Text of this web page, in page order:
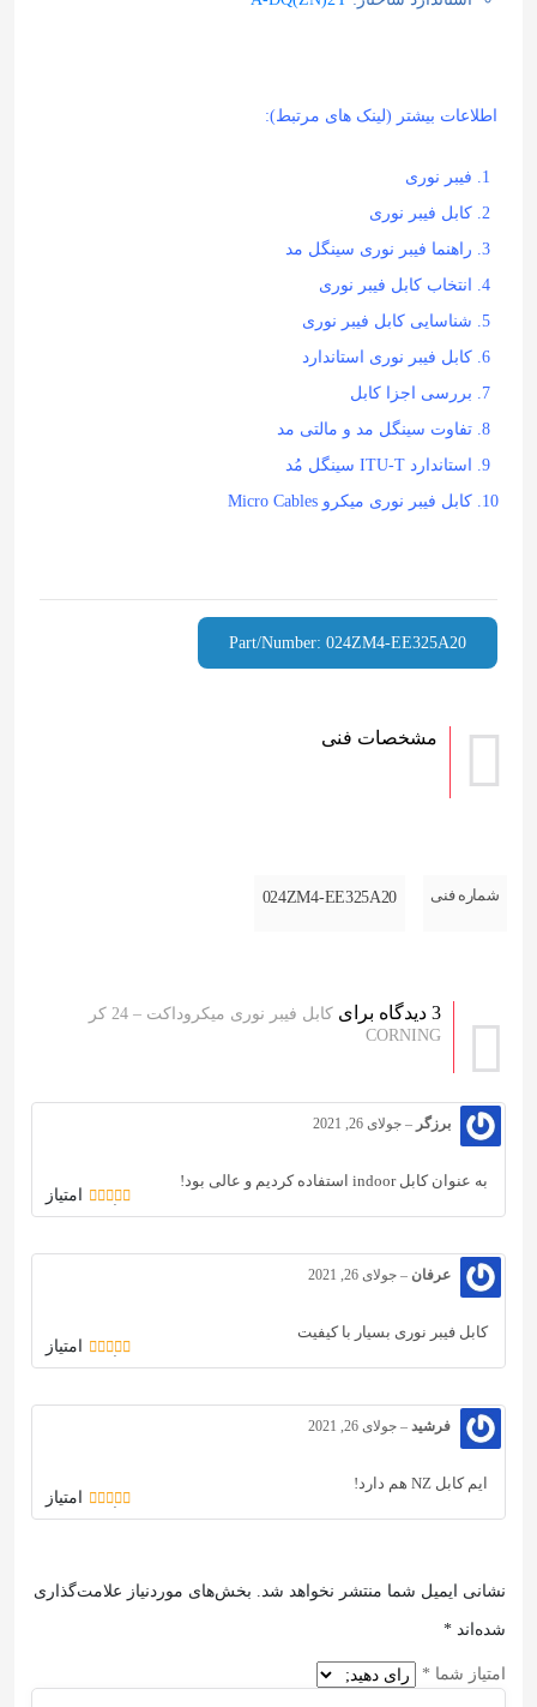
اطلاعات بیشتر (لینک های مرتبط):
فیبر نوری
کابل فیبر نوری
راهنما فیبر نوری سینگل مد
انتخاب کابل فیبر نوری
شناسایی کابل فیبر نوری
کابل فیبر نوری استاندارد
بررسی اجزا کابل
تفاوت سینگل مد و مالتی مد
استاندارد ITU-T سینگل مُد
کابل فیبر نوری میکرو Micro Cables
Part/Number: 024ZM4-EE325A20
مشخصات فنی
شماره فنی 024ZM4-EE325A20
3 دیدگاه برای
کابل فیبر نوری میکروداکت – 24 کر
CORNING
امتیاز
5از 5
برزگر جولای 26, 2021
به عنوان کابل indoor استفاده کردیم و عالی بود!
امتیاز
5از 5
عرفان– جولای 26, 2021
کابل فیبر نوری بسیار با کیفیت
امتیاز
5از 5
فرشید– جولای 26, 2021
ایم کابل NZ هم دارد!
نشانی ایمیل شما منتشر نخواهد شد. بخش‌های موردنیاز علامت‌گذاری
شده‌اند*
امتیاز شما*